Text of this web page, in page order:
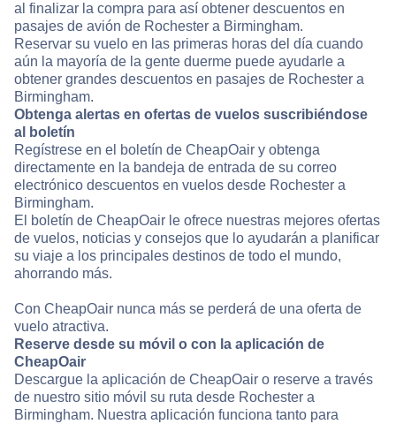
al finalizar la compra para así obtener descuentos en
pasajes de avión de Rochester a Birmingham.
Reservar su vuelo en las primeras horas del día cuando
aún la mayoría de la gente duerme puede ayudarle a
obtener grandes descuentos en pasajes de Rochester a
Birmingham.
Obtenga alertas en ofertas de vuelos suscribiéndose
al boletín
Regístrese en el boletín de CheapOair y obtenga
directamente en la bandeja de entrada de su correo
electrónico descuentos en vuelos desde Rochester a
Birmingham.
El boletín de CheapOair le ofrece nuestras mejores ofertas
de vuelos, noticias y consejos que lo ayudarán a planificar
su viaje a los principales destinos de todo el mundo,
ahorrando más.
Con CheapOair nunca más se perderá de una oferta de
vuelo atractiva.
Reserve desde su móvil o con la aplicación de
CheapOair
Descargue la aplicación de CheapOair o reserve a través
de nuestro sitio móvil su ruta desde Rochester a
Birmingham. Nuestra aplicación funciona tanto para